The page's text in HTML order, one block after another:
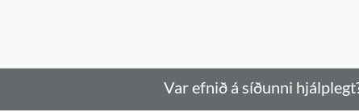
Var efnið á síðunni